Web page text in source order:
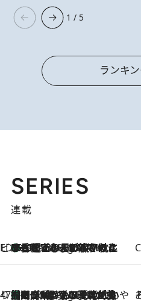
1 / 5
ランキ
SERIES
連載
ビューティいいもの集め EDITORS' BEST
8 Hours Ago
35℃超えの日の夜、枕にひと吹き！ BAUMのルームスプレーが、ひのきの香りで心まで解きほぐす
47都道府県の手みやげ ひんやりスイーツで夏を満喫
8 Hours Ago
【岡山県】この夏絶対食べたい 冷やしておいしいおやつ3選 フルーツが主役のプリンやアイスが勢揃い そ